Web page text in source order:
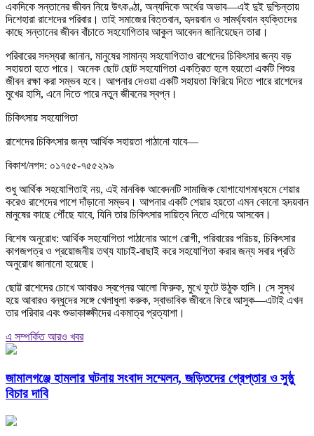
একদিকে সন্তানের জীবন নিয়ে উৎকণ্ঠা, অন্যদিকে অর্থের অভাব—এই দুই দুশ্চিন্তায়
দিশেহারা রাশেদের পরিবার। তাই সমাজের বিত্তবান, হৃদয়বান ও সামর্থ্যবান ব্যক্তিদের
কাছে সন্তানের জীবন বাঁচাতে সহযোগিতার আকুল আবেদন জানিয়েছেন তারা।
পরিবারের সদস্যরা জানান, মানুষের সামান্য সহযোগিতাও রাশেদের চিকিৎসার জন্য বড়
সহায়তা হতে পারে। অনেক ছোট ছোট সহযোগিতা একত্রিত হলে হয়তো একটি শিশুর
জীবন রক্ষা করা সম্ভব হবে। আপনার দেওয়া একটি সহায়তা ফিরিয়ে দিতে পারে রাশেদের
মুখের হাসি, এনে দিতে পারে নতুন জীবনের স্বপ্ন।
চিকিৎসায় সহযোগিতা
রাশেদের চিকিৎসার জন্য আর্থিক সহায়তা পাঠানো যাবে—
বিকাশ/নগদ: ০১৭৫৫-৭৫৫২৯৯
শুধু আর্থিক সহযোগিতাই নয়, এই মানবিক আবেদনটি সামাজিক যোগাযোগমাধ্যমে শেয়ার
করেও রাশেদের পাশে দাঁড়ানো সম্ভব। আপনার একটি শেয়ার হয়তো এমন কোনো হৃদয়বান
মানুষের কাছে পৌঁছে যাবে, যিনি তার চিকিৎসার দায়িত্ব নিতে এগিয়ে আসবেন।
বিশেষ অনুরোধ: আর্থিক সহযোগিতা পাঠানোর আগে রোগী, পরিবারের পরিচয়, চিকিৎসার
কাগজপত্র ও প্রয়োজনীয় তথ্য যাচাই-বাছাই করে সহযোগিতা করার জন্য সবার প্রতি
অনুরোধ জানানো হয়েছে।
ছোট্ট রাশেদের চোখে আবারও স্বপ্নের আলো ফিরুক, মুখে ফুটে উঠুক হাসি। সে সুস্থ
হয়ে আবারও বন্ধুদের সঙ্গে খেলাধুলা করুক, স্বাভাবিক জীবনে ফিরে আসুক—এটাই এখন
তার পরিবার এবং শুভাকাঙ্ক্ষীদের একমাত্র প্রত্যাশা।
এ সম্পর্কিত আরও খবর
জামালগঞ্জে হামলার ঘটনায় সংবাদ সম্মেলন, জড়িতদের গ্রেপ্তার ও সুষ্ঠু
বিচার দাবি